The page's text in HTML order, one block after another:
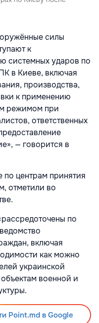
силы
к
системных ударов по
в Киеве, включая
производства,
к применению
режимом при
ответственных
— говорится в
по центрам принятия
отметили во
по
включая
как можно
украинской
военной и
Point.md в Google